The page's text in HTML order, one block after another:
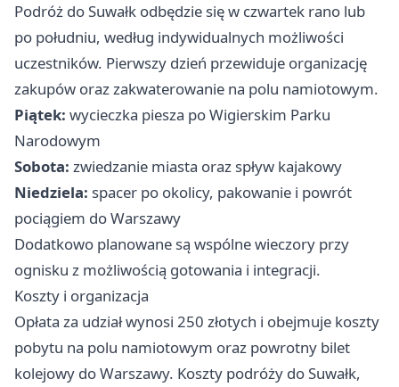
Podróż do Suwałk odbędzie się w czwartek rano lub
po południu, według indywidualnych możliwości
uczestników. Pierwszy dzień przewiduje organizację
zakupów oraz zakwaterowanie na polu namiotowym.
Piątek: wycieczka piesza po Wigierskim Parku
Narodowym
Sobota: zwiedzanie miasta oraz spływ kajakowy
Niedziela: spacer po okolicy, pakowanie i powrót
pociągiem do Warszawy
Dodatkowo planowane są wspólne wieczory przy
ognisku z możliwością gotowania i integracji.
Koszty i organizacja
Opłata za udział wynosi 250 złotych i obejmuje koszty
pobytu na polu namiotowym oraz powrotny bilet
kolejowy do Warszawy. Koszty podróży do Suwałk,